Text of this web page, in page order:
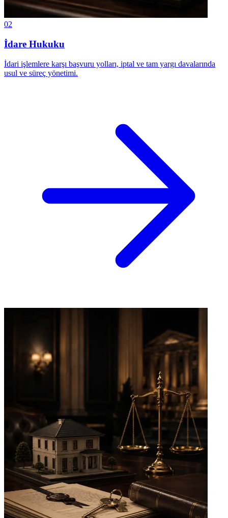
02
İdare Hukuku
İdari işlemlere karşı başvuru yolları, iptal ve tam yargı davalarında
usul ve süreç yönetimi.